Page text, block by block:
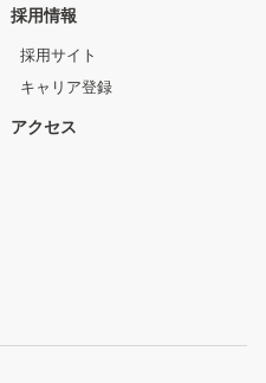
採用情報
採用サイト
キャリア登録
アクセス